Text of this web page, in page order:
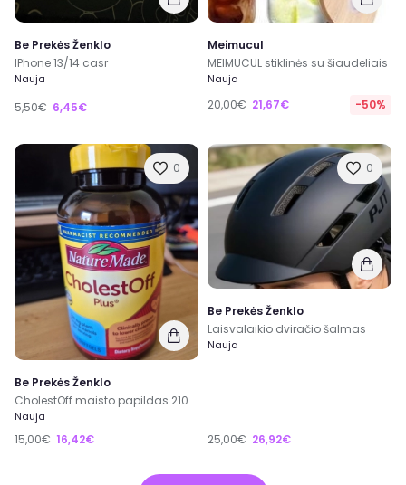
Be Prekės Ženklo
IPhone 13/14 casr
Nauja
5,50€ 6,45€
Meimucul
MEIMUCUL stiklinės su šiaudeliais
Nauja
20,00€ 21,67€ -50%
0
Be Prekės Ženklo
CholestOff maisto papildas 210kap.
Nauja
15,00€ 16,42€
0
Be Prekės Ženklo
Laisvalaikio dviračio šalmas
Nauja
25,00€ 26,92€